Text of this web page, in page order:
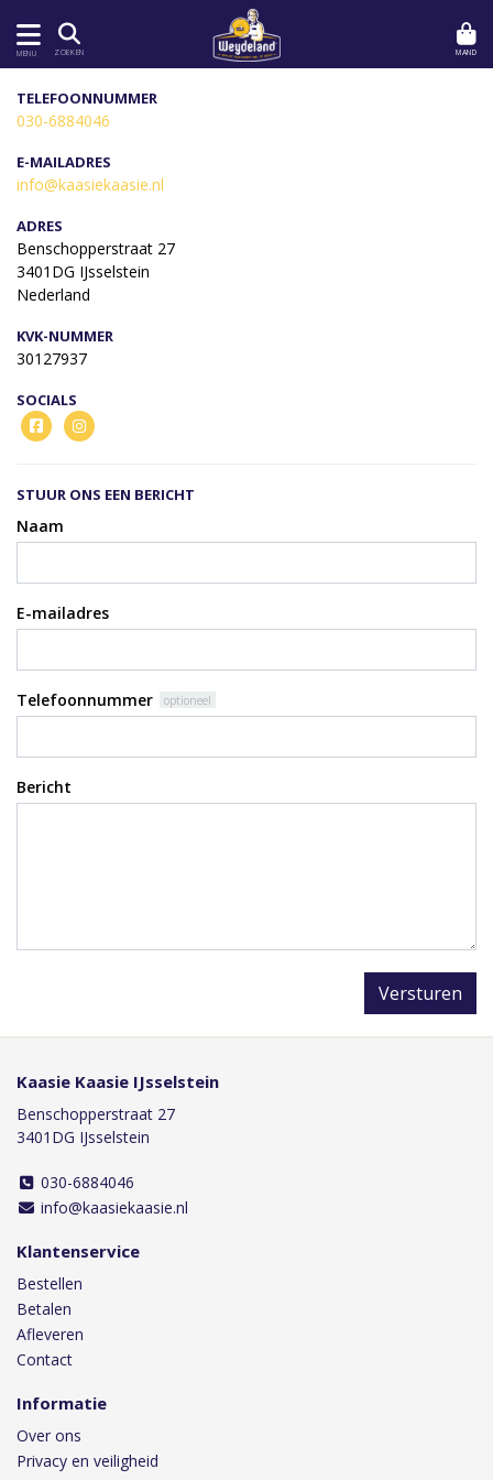
MENU ZOEKEN MAND
TELEFOONNUMMER
030-6884046
E-MAILADRES
info@kaasiekaasie.nl
ADRES
Benschopperstraat 27
3401DG IJsselstein
Nederland
KVK-NUMMER
30127937
SOCIALS
STUUR ONS EEN BERICHT
Naam
E-mailadres
Telefoonnummer optioneel
Bericht
Versturen
Kaasie Kaasie IJsselstein
Benschopperstraat 27
3401DG IJsselstein
030-6884046
info@kaasiekaasie.nl
Klantenservice
Bestellen
Betalen
Afleveren
Contact
Informatie
Over ons
Privacy en veiligheid